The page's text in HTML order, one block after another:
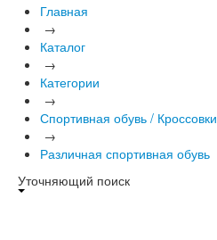
Главная
→
Каталог
→
Категории
→
Спортивная обувь / Кроссовки
→
Различная спортивная обувь
Уточняющий поиск